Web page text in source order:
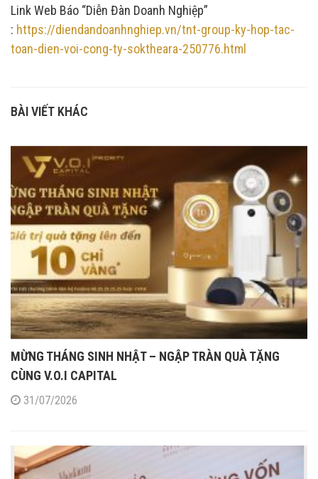
Link Web Báo “Diễn Đàn Doanh Nghiệp”
: https://diendandoanhnghiep.vn/tnt-group-ky-hop-tac-
toan-dien-voi-cong-ty-soktheara-250776.html
BÀI VIẾT KHÁC
MỪNG THÁNG SINH NHẬT – NGẬP TRÀN QUÀ TẶNG
CÙNG V.O.I CAPITAL
31/07/2026